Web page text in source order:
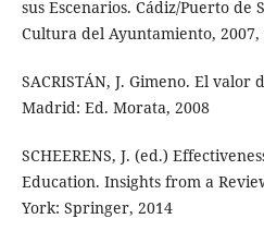
sus Escenarios. Cádiz/Puerto de
Cultura del Ayuntamiento, 2007,
SACRISTÁN, J. Gimeno. El
Madrid: Ed. Morata, 2008
SCHEERENS, J. (ed.)
Education. Insights from a
York: Springer, 2014